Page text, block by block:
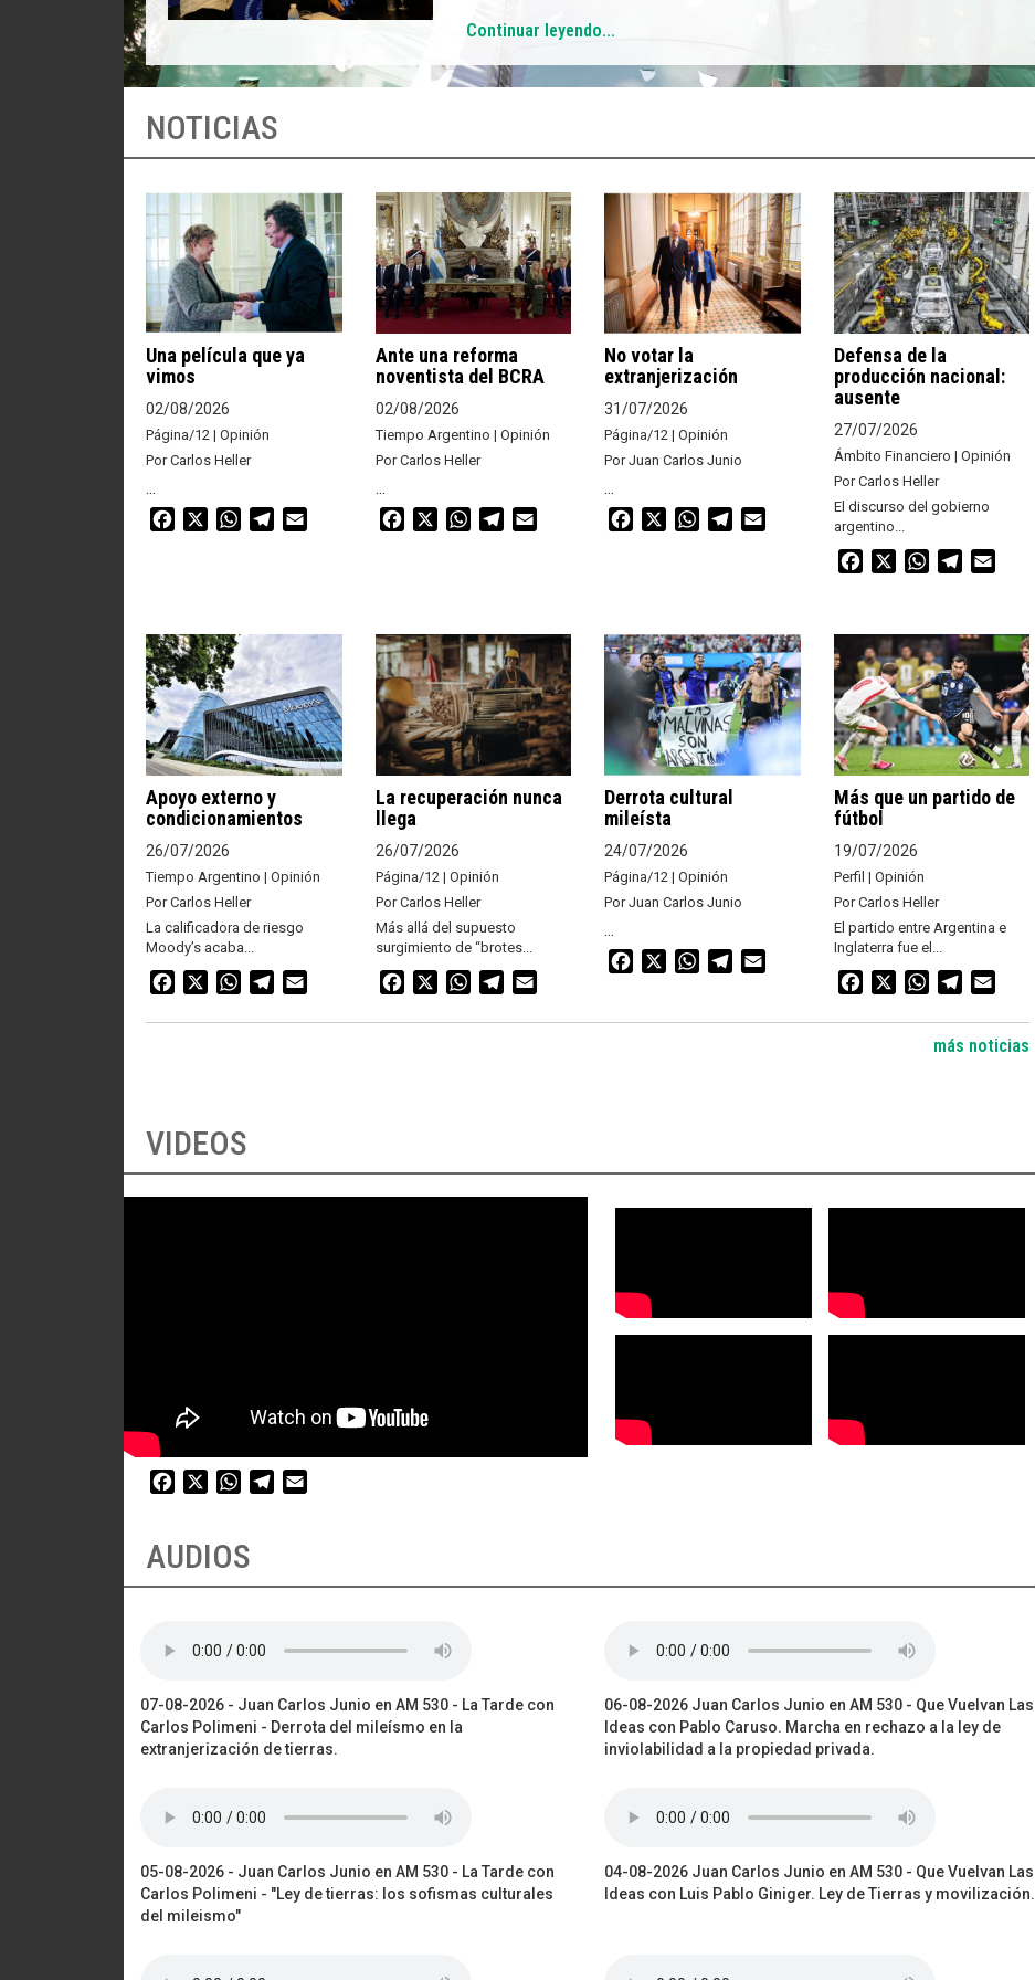
Continuar leyendo...
NOTICIAS
Una película que ya
vimos
02/08/2026
Página/12 | Opinión
Por Carlos Heller
...
Facebook WhatsAppTelegram
Ante una reforma
noventista del BCRA
02/08/2026
Tiempo Argentino | Opinión
Por Carlos Heller
...
Facebook WhatsAppTelegram
No votar la
extranjerización
31/07/2026
Página/12 | Opinión
Por Juan Carlos Junio
...
Facebook WhatsAppTelegram
Defensa de la
producción nacional:
ausente
27/07/2026
Ámbito Financiero | Opinión
Por Carlos Heller
El discurso del gobierno
argentino...
Facebook WhatsAppTelegram
Apoyo externo y
condicionamientos
26/07/2026
Tiempo Argentino | Opinión
Por Carlos Heller
La calificadora de riesgo
Moody’s acaba...
Facebook WhatsAppTelegram
La recuperación nunca
llega
26/07/2026
Página/12 | Opinión
Por Carlos Heller
Más allá del supuesto
surgimiento de “brotes...
Facebook WhatsAppTelegram
Derrota cultural
mileísta
24/07/2026
Página/12 | Opinión
Por Juan Carlos Junio
...
Facebook WhatsAppTelegram
Más que un partido de
fútbol
19/07/2026
Perfil | Opinión
Por Carlos Heller
El partido entre Argentina e
Inglaterra fue el...
Facebook WhatsAppTelegram
más noticias
VIDEOS
Facebook WhatsAppTelegram
AUDIOS
07-08-2026 - Juan Carlos Junio en AM 530 - La Tarde con
Carlos Polimeni - Derrota del mileísmo en la
extranjerización de tierras.
06-08-2026 Juan Carlos Junio en AM 530 - Que Vuelvan Las
Ideas con Pablo Caruso. Marcha en rechazo a la ley de
inviolabilidad a la propiedad privada.
05-08-2026 - Juan Carlos Junio en AM 530 - La Tarde con
Carlos Polimeni - "Ley de tierras: los sofismas culturales
del mileismo"
04-08-2026 Juan Carlos Junio en AM 530 - Que Vuelvan Las
Ideas con Luis Pablo Giniger. Ley de Tierras y movilización.